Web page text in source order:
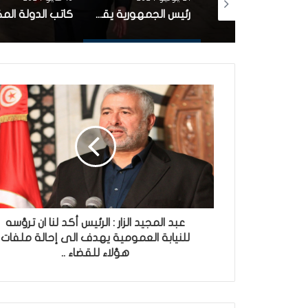
كاتب الدولة المكلف بالشركات الاهلية: قريبا الترفيع في سقف تمويل الشركات الأهلية إلى مليون دينار
عبد المجيد الزار : الرئيس أكد لنا ان ترؤسه
للنيابة العمومية يهدف الى إحالة ملفات
هؤلاء للقضاء ..